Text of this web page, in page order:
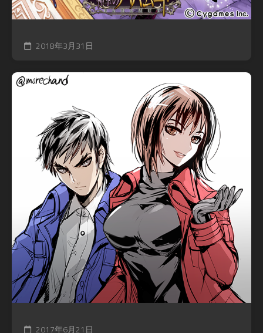
2018年3月31日
2017年6月21日